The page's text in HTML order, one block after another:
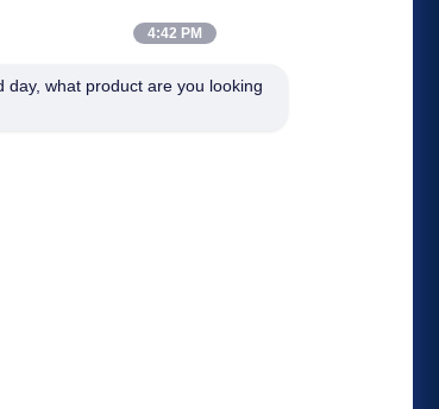
Meminta Kutipan
4:42 PM
day, what product are you looking